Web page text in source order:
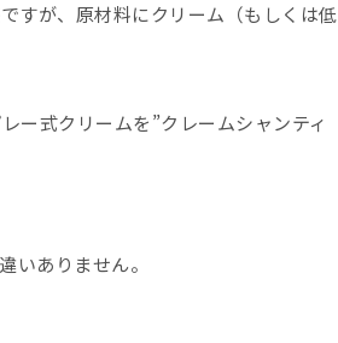
すが、原材料にクリーム（もしくは低
ー式クリームを”クレームシャンティ
いありません。